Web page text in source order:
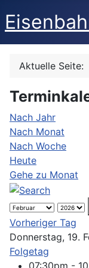
Aktuelle Seite:
Nach Jahr
Nach Monat
Nach Woche
Heute
Gehe zu Monat
Vorheriger Tag
Donnerstag, 19.
Folgetag
07:30pm -